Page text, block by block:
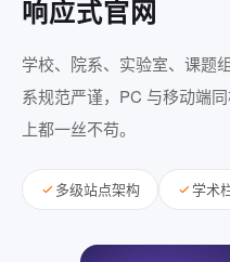
响应式官网
学校、院系、实验室、课题
系规范严谨，PC 与移动端
上都一丝不苟。
多级站点架构 学术